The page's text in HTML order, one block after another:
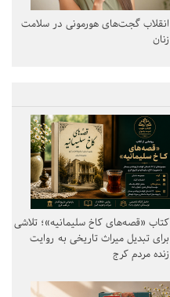
انقلاب گجت‌های هورمونی در سلامت
زنان
کتاب «قصه‌های کاخ سلیمانیه»؛ تلاشی
برای تبدیل میراث تاریخی به روایت
زنده مردم کرج